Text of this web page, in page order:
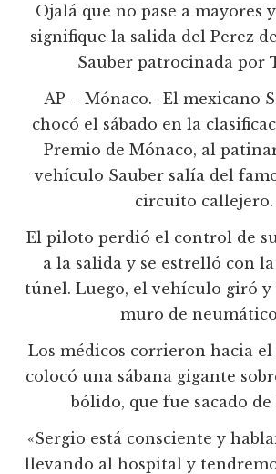
Ojalá que no pase a mayores
signifique la salida del Perez
Sauber patrocinada por
AP – Mónaco.- El mexicano
chocó el sábado en la
Premio de Mónaco, al
vehículo Sauber salía del
circuito callejero.
El piloto perdió el control de
a la salida y se estrelló con
túnel. Luego, el vehículo giró y
muro de
Los médicos corrieron hacia
colocó una sábana gigante
bólido, que fue sacado de
«Sergio está consciente y
llevando al hospital y